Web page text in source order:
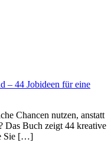
– 44 Jobideen für eine
Chancen nutzen, anstatt
Das Buch zeigt 44 kreative
Sie […]